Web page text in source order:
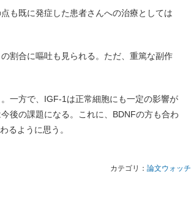
も既に発症した患者さんへの治療としては
割合に嘔吐も見られる。ただ、重篤な副作
一方で、IGF-1は正常細胞にも一定の影響が
後の課題になる。これに、BDNFの方も合わ
るように思う。
カテゴリ： 論文ウォッチ